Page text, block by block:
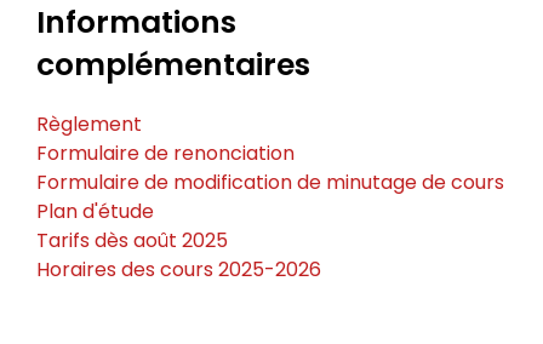
Informations
complémentaires
Règlement
Formulaire de renonciation
Formulaire de modification de minutage de cours
Plan d'étude
Tarifs dès août 2025
Horaires des cours 2025-2026